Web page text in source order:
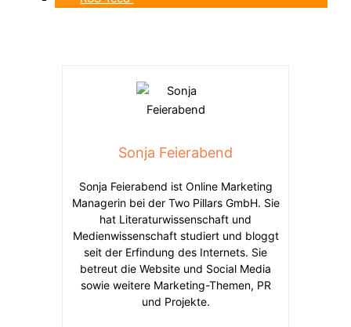
Sonja Feierabend
Sonja Feierabend ist Online Marketing
Managerin bei der Two Pillars GmbH. Sie
hat Literaturwissenschaft und
Medienwissenschaft studiert und bloggt
seit der Erfindung des Internets. Sie
betreut die Website und Social Media
sowie weitere Marketing-Themen, PR
und Projekte.